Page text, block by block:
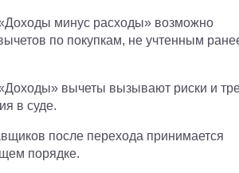
минус расходы» возможно
по покупкам, не учтенным
вычеты вызывают риски и
в суде.
после перехода принимается
порядке.